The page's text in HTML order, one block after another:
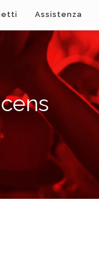
Assistenza